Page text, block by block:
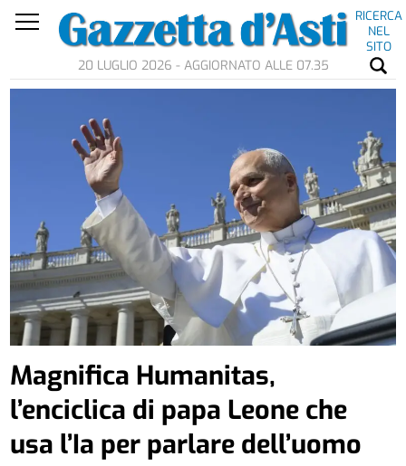
RICERCA
NEL
SITO
20 LUGLIO 2026 - AGGIORNATO ALLE 07.35
Magnifica Humanitas,
l’enciclica di papa Leone che
usa l’Ia per parlare dell’uomo